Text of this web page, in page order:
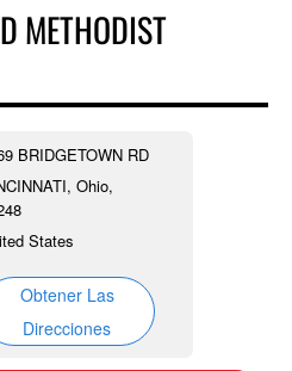
METHODIST
BRIDGETOWN RD
Ohio,
States
Obtener Las
Direcciones